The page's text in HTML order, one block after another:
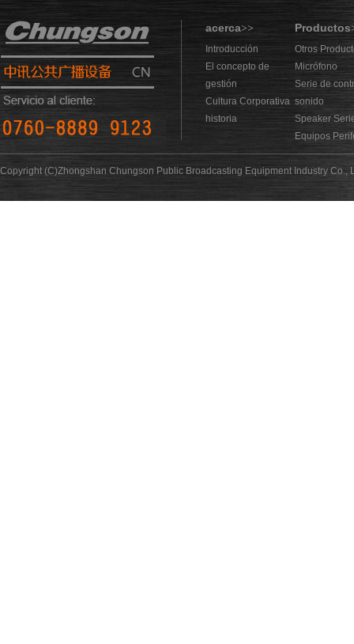
acerca>> Productos
Introducción
El concepto de
gestión
Cultura Corporativa
historia
Otros
Micrófono
Serie de
sonido
Speaker
Equipos
Copyright (C)Zhongshan Chungson Public Broadcasting Equipment Industry